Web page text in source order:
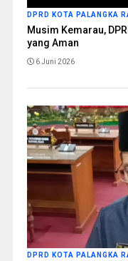
DPRD KOTA PALANGKA
Musim Kemarau,
yang Aman
6 Juni 2026
DPRD KOTA PALANGKA